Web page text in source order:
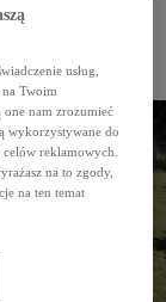
1,5 mln kilometrów.
swoją flotę na hybrydowych
Walder ERGO Hestia
którym pracownicy mogli się
usług,
Twoim
nam zrozumieć
wykorzystywane do
celów reklamowych.
na to zgody,
na ten temat